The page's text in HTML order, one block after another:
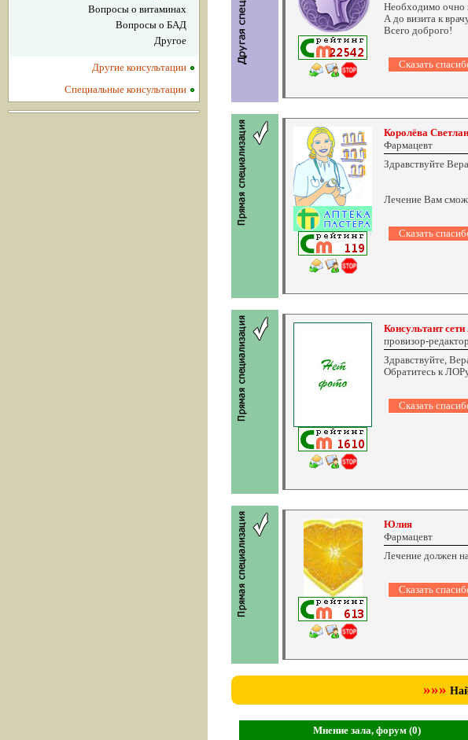
Необходимо очно
А до визита к
Всего доброго!
Королёва
Фармацевт
Здравствуйте
Лечение Вам
Консультант
провизор-редактор
Здравствуйте,
Обратитесь к
Юлия
Фармацевт
Лечение должен
»»»
Мнение зала, форум (0)
Вопросы о витаминах
Вопросы о БАД
Другое
Другие консультации
Специальные консультации